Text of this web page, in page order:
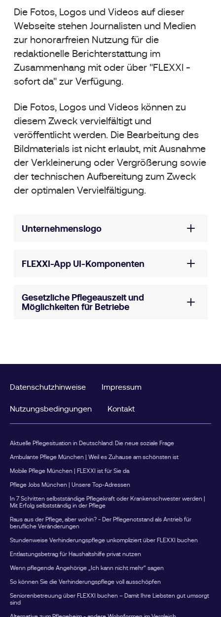
Die Fotos, Logos und Videos auf dieser
Webseite stehen Journalisten und Medien
zur honorarfreien Nutzung für die
redaktionelle Berichterstattung im
Zusammenhang mit oder über "FLEXXI -
sofort da" zur Verfügung.
Die Fotos, Logos und Videos können zu
diesem Zweck vervielfältigt und
veröffentlicht werden. Die Bearbeitung des
Bildmaterials ist nicht erlaubt, mit Ausnahme
der Verkleinerung oder Vergrößerung sowie
der technischen Aufbereitung zum Zweck
der optimalen Vervielfältigung.
Unternehmenslogo
FLEXXI-App UI-Komponenten
Gesetzliche Pflegeauszeit und
Möglichkeiten für Betriebe
Datenschutzhinweise Impressum
Nutzungsbedingungen Kontakt
Aktuelle Pflegesituation in Deutschland: Die neue soziale Frage
Ambulante Pflege München | Weil es Zuhause am schönsten ist
Mobile Pflege München | FLEXXI ist für Sie da
Pflege Jobs München | Unsere Top-Adressen
In 7 Schritten selbstständige Pflegekraft oder Krankenschwester werden |
Mit Erfolg selbstständig in der Pflege
Raus aus der Pflege, aber wohin? - Der Pflegenotstand als Antrieb für
berufliche Veränderungen
Stundenweise Verhinderungspflege unkompliziert über FLEXXI buchen
Entlastungsbetrag für Haushaltshilfe privat nutzen
Wenn pflegende Angehörige „Ich kann nicht mehr“ sagen
So können Sie die Verhinderungspflege voll ausschöpfen
Seniorenbetreuung über FLEXXI buchen – Damit Ihre Liebsten gut umsorgt
sind